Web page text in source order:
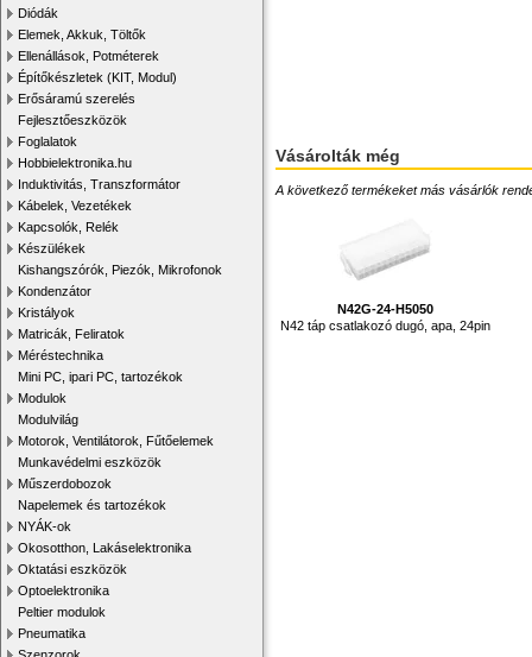
Diódák
Elemek, Akkuk, Töltők
Ellenállások, Potméterek
Építőkészletek (KIT, Modul)
Erősáramú szerelés
Fejlesztőeszközök
Foglalatok
Hobbielektronika.hu
Induktivitás, Transzformátor
Kábelek, Vezetékek
Kapcsolók, Relék
Készülékek
Kishangszórók, Piezók, Mikrofonok
Kondenzátor
Kristályok
Matricák, Feliratok
Méréstechnika
Mini PC, ipari PC, tartozékok
Modulok
Modulvilág
Motorok, Ventilátorok, Fűtőelemek
Munkavédelmi eszközök
Műszerdobozok
Napelemek és tartozékok
NYÁK-ok
Okosotthon, Lakáselektronika
Oktatási eszközök
Optoelektronika
Peltier modulok
Pneumatika
Vásárolták még
A következő termékeket más vásárlók
N42G-24-H5050
N42 táp csatlakozó dugó, apa, 24pin